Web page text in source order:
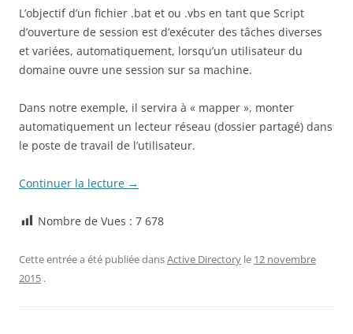
L’objectif d’un fichier .bat et ou .vbs en tant que Script
d’ouverture de session est d’exécuter des tâches diverses
et variées, automatiquement, lorsqu’un utilisateur du
domaine ouvre une session sur sa machine.
Dans notre exemple, il servira à « mapper », monter
automatiquement un lecteur réseau (dossier partagé) dans
le poste de travail de l’utilisateur.
Continuer la lecture →
Nombre de Vues : 7 678
Cette entrée a été publiée dansActive Directory le 12 novembre
2015 .